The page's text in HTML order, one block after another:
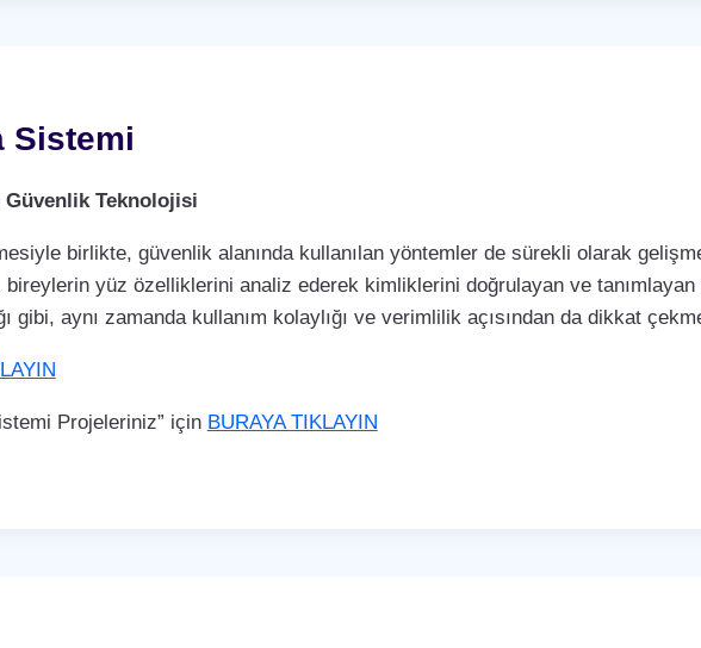
Sistemi
Güvenlik Teknolojisi
birlikte, güvenlik alanında kullanılan yöntemler de sürekli olarak
yüz özelliklerini analiz ederek kimliklerini doğrulayan ve
gibi, aynı zamanda kullanım kolaylığı ve verimlilik açısından da dikkat
Projeleriniz” için BURAYA TIKLAYIN